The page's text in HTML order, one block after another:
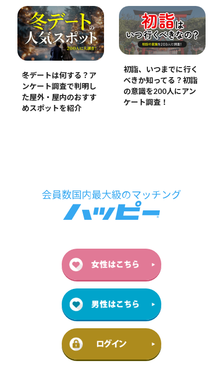
冬デートは何する？ア
ンケート調査で判明し
た屋外・屋内のおすす
めスポットを紹介
初詣、いつまでに行く
べきか知ってる？初詣
の意識を200人にアン
ケート調査！